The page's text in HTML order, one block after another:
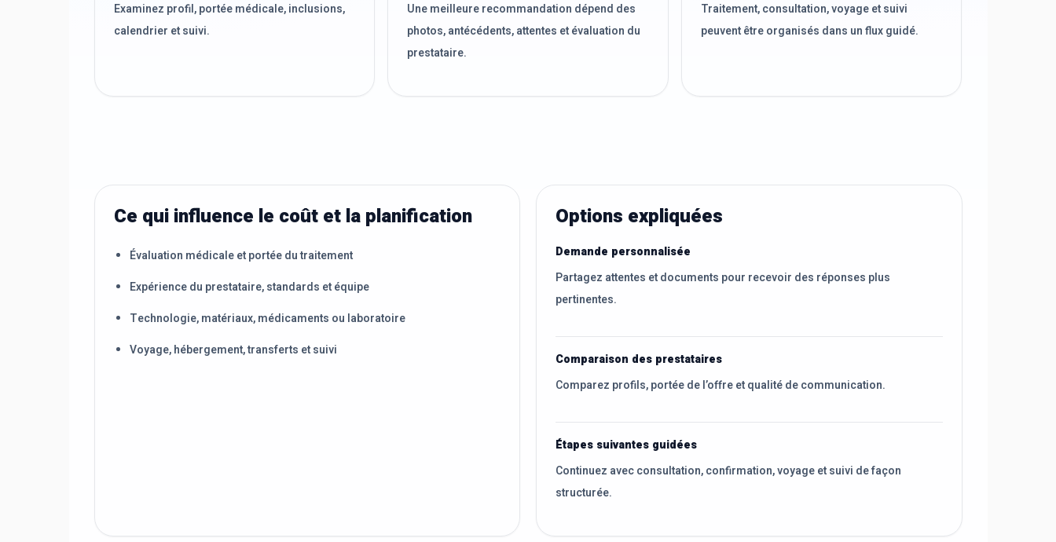
Examinez profil, portée médicale, inclusions,
calendrier et suivi.
Une meilleure recommandation dépend des
photos, antécédents, attentes et évaluation du
prestataire.
Traitement, consultation, voyage et suivi
peuvent être organisés dans un flux guidé.
Ce qui influence le coût et la planification
Évaluation médicale et portée du traitement
Expérience du prestataire, standards et équipe
Technologie, matériaux, médicaments ou laboratoire
Voyage, hébergement, transferts et suivi
Options expliquées
Demande personnalisée
Partagez attentes et documents pour recevoir des réponses plus
pertinentes.
Comparaison des prestataires
Comparez profils, portée de l’offre et qualité de communication.
Étapes suivantes guidées
Continuez avec consultation, confirmation, voyage et suivi de façon
structurée.